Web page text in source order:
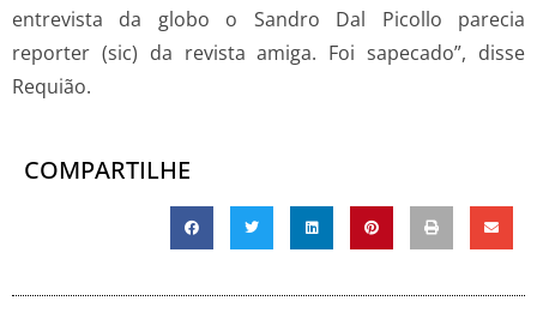
entrevista da globo o Sandro Dal Picollo parecia
reporter (sic) da revista amiga. Foi sapecado”, disse
Requião.
COMPARTILHE